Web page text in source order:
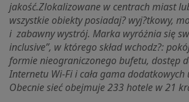
jakość.Zlokalizowane w centrach miast
wszystkie obiekty posiadaj? wyj?tkowy,
i zabawny wystrój. Marka wyróżnia się
inclusive”, w którego skład wchodz?:
formie nieograniczonego bufetu, dostęp
Internetu Wi-Fi i cała gama dodatkowych
Obecnie sieć obejmuje 233 hotele w 21